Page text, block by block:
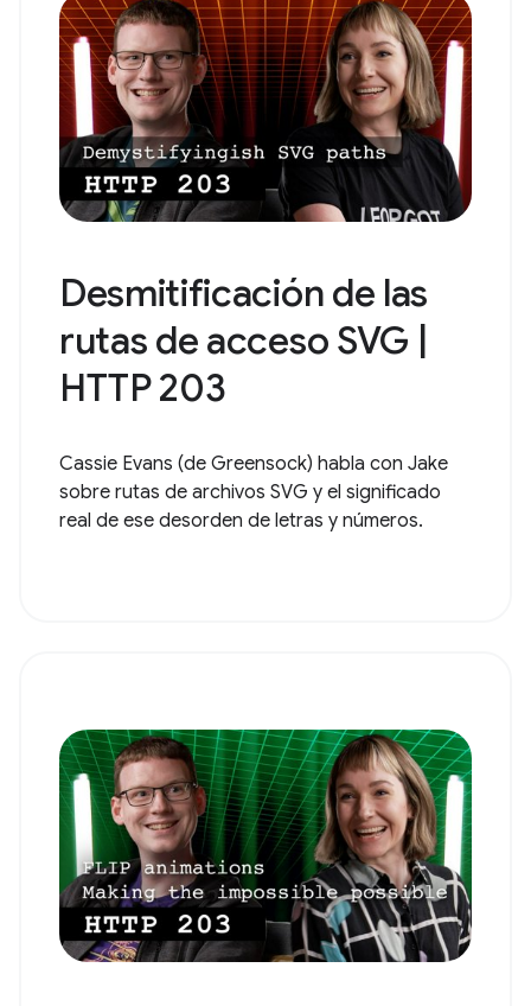
Desmitificación de las
rutas de acceso SVG |
HTTP 203
Cassie Evans (de Greensock) habla con Jake
sobre rutas de archivos SVG y el significado
real de ese desorden de letras y números.